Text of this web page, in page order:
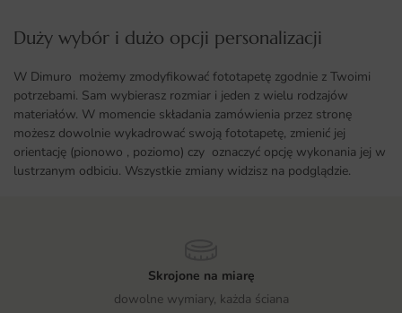
Duży wybór i dużo opcji personalizacji ​
W Dimuro możemy zmodyfikować fototapetę zgodnie z Twoimi
potrzebami. Sam wybierasz rozmiar i jeden z wielu rodzajów
materiałów. W momencie składania zamówienia przez stronę
możesz dowolnie wykadrować swoją fototapetę, zmienić jej
orientację (pionowo , poziomo) czy oznaczyć opcję wykonania jej w
lustrzanym odbiciu. Wszystkie zmiany widzisz na podglądzie.
Skrojone na miarę
dowolne wymiary, każda ściana